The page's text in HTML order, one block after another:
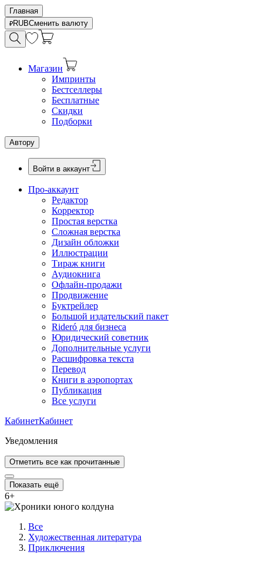
Главная
RUBСменить валюту
Магазин
Импринты
Бестселлеры
Бесплатные
Скидки
Подборки
Автору
Войти в аккаунт
Про-аккаунт
Редактор
Корректор
Простая верстка
Сложная верстка
Дизайн обложки
Иллюстрации
Тираж книги
Аудиокнига
Офлайн-продажи
Продвижение
Буктрейлер
Большой издательский пакет
Rideró для бизнеса
Юридический советник
Дополнительные услуги
Расшифровка текста
Перевод
Книги в аэропортах
Публикация
Все услуги
КабинетКабинет
Уведомления
Отметить все как прочитанные
Показать ещё
6+
Все
Художественная литература
Приключения